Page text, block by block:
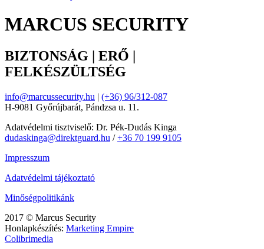
MARCUS SECURITY
BIZTONSÁG | ERŐ |
FELKÉSZÜLTSÉG
info@marcussecurity.hu | (+36) 96/312-087
H-9081 Győrújbarát, Pándzsa u. 11.
Adatvédelmi tisztviselő: Dr. Pék-Dudás Kinga
dudaskinga@direktguard.hu /+36 70 199 9105
Impresszum
Adatvédelmi tájékoztató
Minőségpolitikánk
2017 © Marcus Security
Honlapkészítés: Marketing Empire
Colibrimedia